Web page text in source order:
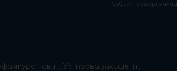
Cуб'єкт у сфері
новин. Усі права захищенні.